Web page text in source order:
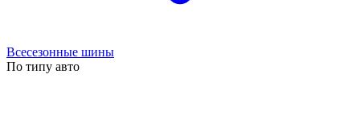
Всесезонные шины
По типу авто